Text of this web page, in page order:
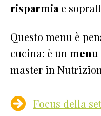
risparmia e
Questo menu è
cucina: è un menu
master in
Focus della